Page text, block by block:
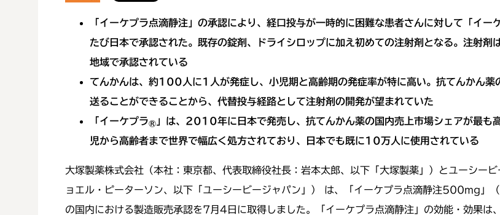
「イーケプラ点滴静注」の承認により、経口投与が一時的に困難な患者さんに対して「イ
たび日本で承認された。既存の錠剤、ドライシロップに加え初めての注射剤となる。注射
地域で承認されている
てんかんは、約100人に1人が発症し、小児期と高齢期の発症率が特に高い。抗てんかん
送ることができることから、代替投与経路として注射剤の開発が望まれていた
「イーケプラ® 」は、2010年に日本で発売し、抗てんかん薬の国内売上市場シェアが最も
児から高齢者まで世界で幅広く処方されており、日本でも既に10万人に使用されている
大塚製薬株式会社（本社：東京都、代表取締役社長：岩本太郎、以下「大塚製薬」）とユーシー
ョエル・ピーターソン、以下「ユーシービージャパン」） は、「イーケプラ点滴静注500mg」
の国内における製造販売承認を7月4日に取得しました。「イーケプラ点滴静注」の効能・効果は